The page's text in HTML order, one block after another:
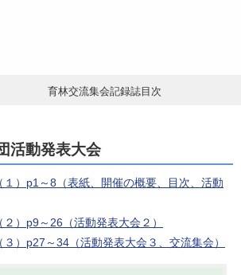
育林交流集会記録誌目次
活動発表大会
）p1～8（表紙、開催の概要、目次、活動
）p9～26（活動発表大会２）
）p27～34（活動発表大会３、交流集会）